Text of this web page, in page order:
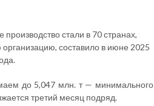
стали в 70 странах,
составило в июне 2025
до 5,047 млн. т — минимального
третий месяц подряд.